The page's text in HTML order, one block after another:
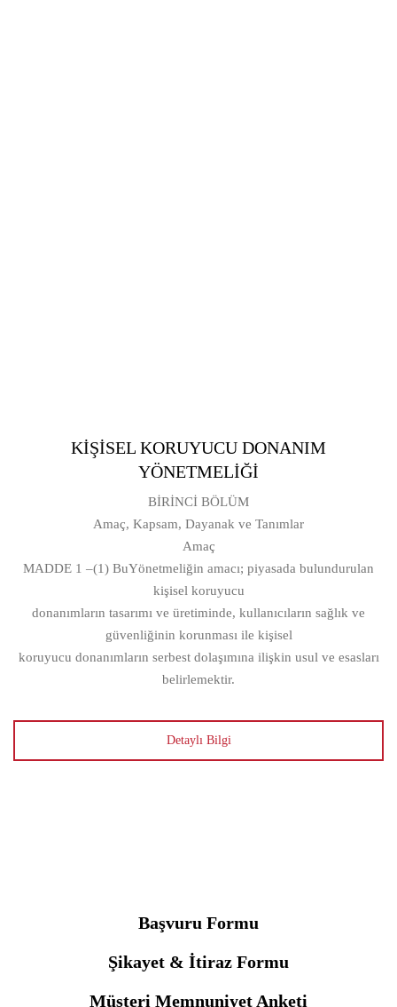
KİŞİSEL KORUYUCU DONANIM
YÖNETMELİĞİ
BİRİNCİ BÖLÜM
Amaç, Kapsam, Dayanak ve Tanımlar
Amaç
MADDE 1 –(1) BuYönetmeliğin amacı; piyasada bulundurulan
kişisel koruyucu
donanımların tasarımı ve üretiminde, kullanıcıların sağlık ve
güvenliğinin korunması ile kişisel
koruyucu donanımların serbest dolaşımına ilişkin usul ve esasları
belirlemektir.
Detaylı Bilgi
Başvuru Formu
Şikayet & İtiraz Formu
Müşteri Memnuniyet Anketi